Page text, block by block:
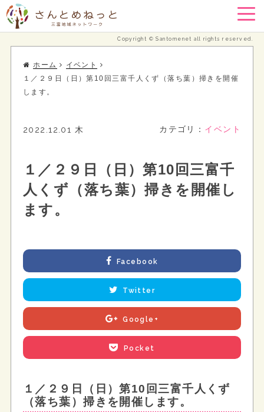
Copyright © Santomenet all rights reserved.
ホーム
イベント
１／２９日（日）第10回三富千人くず（落ち葉）掃きを開催
します。
2022.12.01 木 カテゴリ： イベント
１／２９日（日）第10回三富千
人くず（落ち葉）掃きを開催し
ます。
Facebook
Twitter
Google+
Pocket
１／２９日（日）第10回三富千人くず
（落ち葉）掃きを開催します。